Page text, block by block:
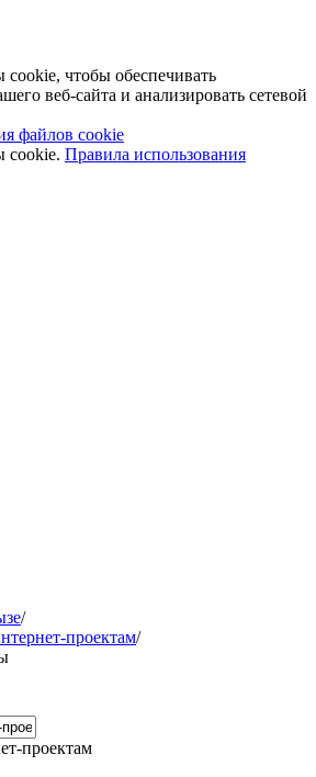
чтобы обеспечивать
веб-сайта и анализировать сетевой
файлов cookie
cookie. Правила использования
/
проектам/
проектам